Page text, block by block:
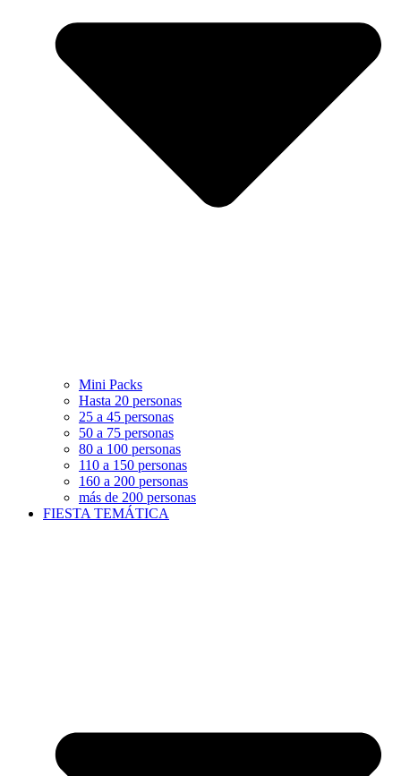
Mini Packs
Hasta 20 personas
25 a 45 personas
50 a 75 personas
80 a 100 personas
110 a 150 personas
160 a 200 personas
más de 200 personas
FIESTA TEMÁTICA